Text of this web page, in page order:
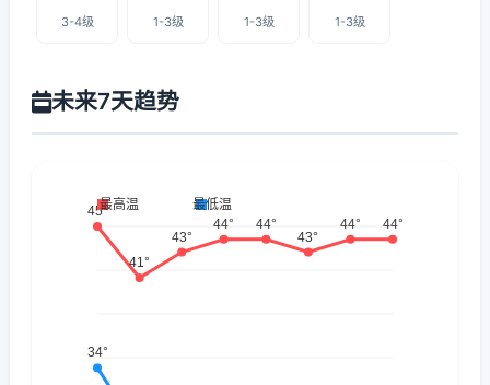
3-4级 1-3级 1-3级 1-3级
未来7天趋势